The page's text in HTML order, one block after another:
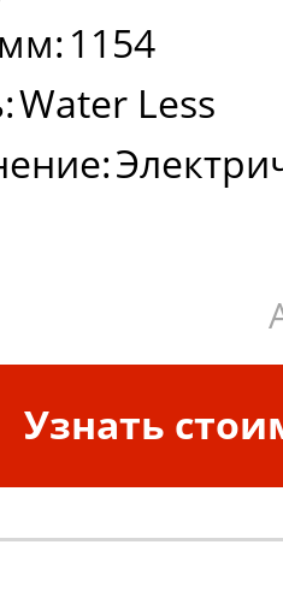
1154
Water Less
Узнать